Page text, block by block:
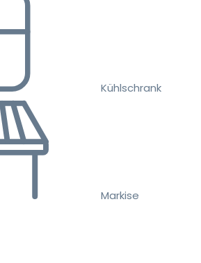
Kühlschrank
Markise